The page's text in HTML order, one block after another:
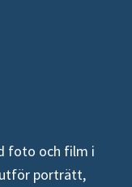
foto och film i
utför porträtt,